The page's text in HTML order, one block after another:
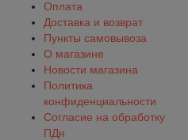
Оплата
Доставка и возврат
Пункты самовывоза
О магазине
Новости магазина
Политика
конфиденциальности
Согласие на обработку
ПДн